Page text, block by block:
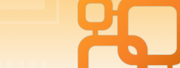
将文档导出为 PDF ，并通过电子邮件
关者共享，使他们能够了解数据元素及
联系。这促进了各方的有效沟通和协作
决策和战略规划。